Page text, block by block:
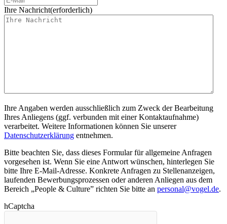
Ihre Nachricht(erforderlich)
Ihre Angaben werden ausschließlich zum Zweck der Bearbeitung
Ihres Anliegens (ggf. verbunden mit einer Kontaktaufnahme)
verarbeitet. Weitere Informationen können Sie unserer
Datenschutzerklärung entnehmen.
Bitte beachten Sie, dass dieses Formular für allgemeine Anfragen
vorgesehen ist. Wenn Sie eine Antwort wünschen, hinterlegen Sie
bitte Ihre E-Mail-Adresse. Konkrete Anfragen zu Stellenanzeigen,
laufenden Bewerbungsprozessen oder anderen Anliegen aus dem
Bereich „People & Culture” richten Sie bitte an personal@vogel.de.
hCaptcha